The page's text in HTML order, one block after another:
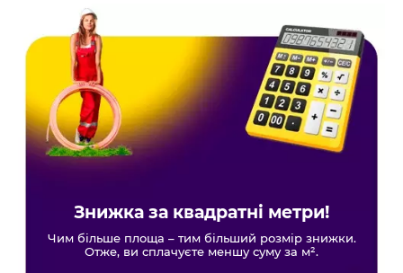
Знижка за квадратні метри!
Чим більше площа – тим більший розмір знижки.
Отже, ви сплачуєте меншу суму за м².